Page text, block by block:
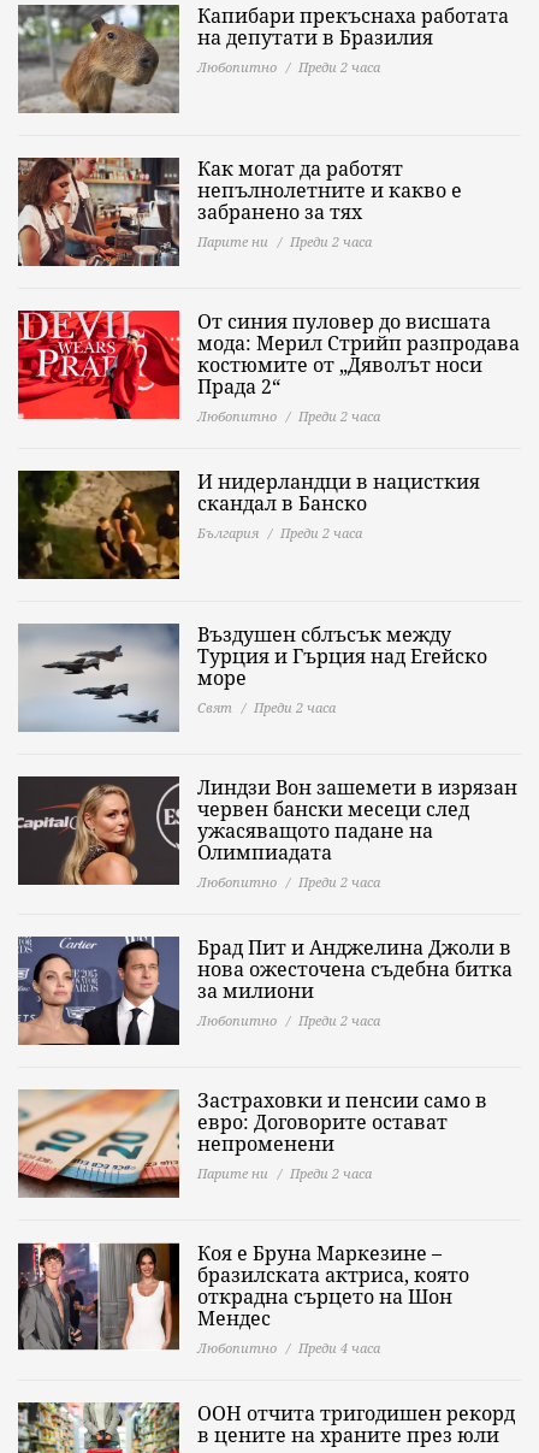
Капибари прекъснаха работата
на депутати в Бразилия
Любопитно Преди 2 часа
Как могат да работят
непълнолетните и какво е
забранено за тях
Парите ни Преди 2 часа
От синия пуловер до висшата
мода: Мерил Стрийп разпродава
костюмите от „Дяволът носи
Прада 2“
Любопитно Преди 2 часа
И нидерландци в нацисткия
скандал в Банско
България Преди 2 часа
Въздушен сблъсък между
Турция и Гърция над Егейско
море
Свят Преди 2 часа
Линдзи Вон зашемети в изрязан
червен бански месеци след
ужасяващото падане на
Олимпиадата
Любопитно Преди 2 часа
Брад Пит и Анджелина Джоли в
нова ожесточена съдебна битка
за милиони
Любопитно Преди 2 часа
Застраховки и пенсии само в
евро: Договорите остават
непроменени
Парите ни Преди 2 часа
Коя е Бруна Маркезине –
бразилската актриса, която
открадна сърцето на Шон
Мендес
Любопитно Преди 4 часа
ООН отчита тригодишен рекорд
в цените на храните през юли